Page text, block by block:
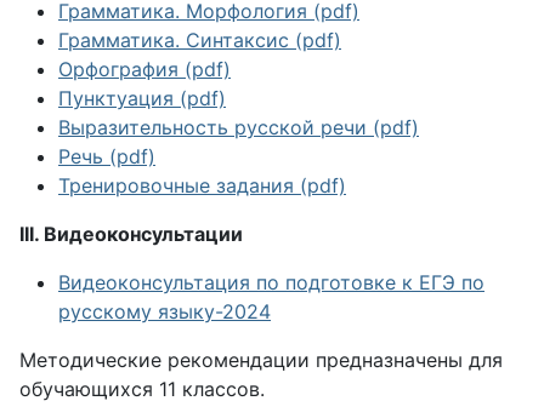
Грамматика. Морфология (pdf)
Грамматика. Синтаксис (pdf)
Орфография (pdf)
Пунктуация (pdf)
Выразительность русской речи (pdf)
Речь (pdf)
Тренировочные задания (pdf)
III. Видеоконсультации
Видеоконсультация по подготовке к ЕГЭ по
русскому языку-2024
Методические рекомендации предназначены для
обучающихся 11 классов.